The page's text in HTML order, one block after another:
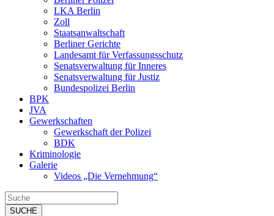
LKA Berlin
Zoll
Staatsanwaltschaft
Berliner Gerichte
Landesamt für Verfassungsschutz
Senatsverwaltung für Inneres
Senatsverwaltung für Justiz
Bundespolizei Berlin
BPK
JVA
Gewerkschaften
Gewerkschaft der Polizei
BDK
Kriminologie
Galerie
Videos „Die Vernehmung“